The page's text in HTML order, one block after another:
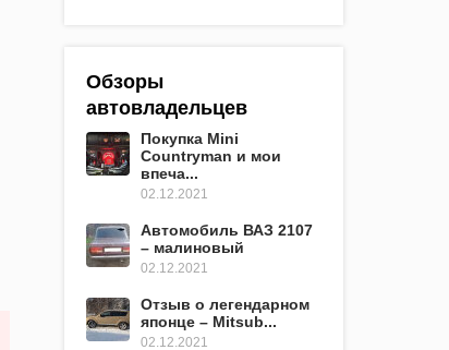
Обзоры
автовладельцев
Покупка Mini
Countryman и мои
впеча...
02.12.2021
Автомобиль ВАЗ 2107
– малиновый
02.12.2021
Отзыв о легендарном
японце – Mitsub...
02.12.2021